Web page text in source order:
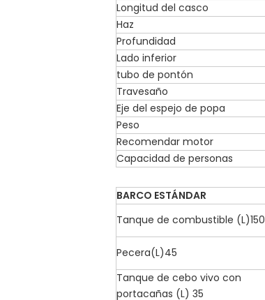
Longitud del casco
Haz
Profundidad
Lado inferior
tubo de pontón
Travesaño
Eje del espejo de popa
Peso
Recomendar motor
Capacidad de personas
BARCO ESTÁNDAR
Tanque de combustible (L)150
Pecera(L)45
Tanque de cebo vivo con
portacañas (L) 35